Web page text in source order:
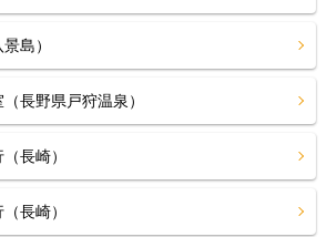
島）
長野県戸狩温泉）
長崎）
長崎）